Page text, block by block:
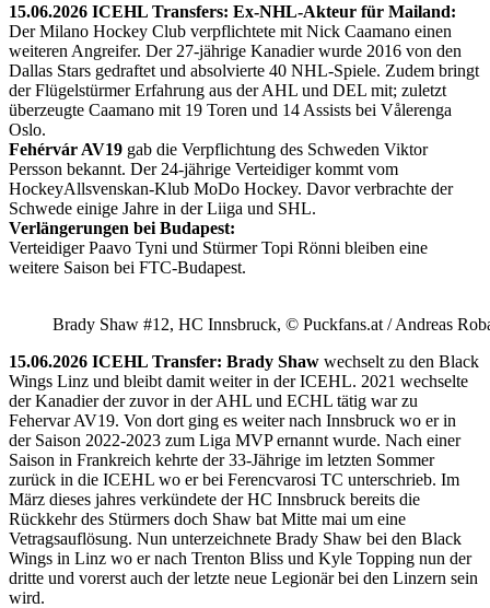
15.06.2026 ICEHL Transfers: Ex-NHL-Akteur für Mailand:
Der Milano Hockey Club verpflichtete mit Nick Caamano einen
weiteren Angreifer. Der 27-jährige Kanadier wurde 2016 von den
Dallas Stars gedraftet und absolvierte 40 NHL-Spiele. Zudem bringt
der Flügelstürmer Erfahrung aus der AHL und DEL mit; zuletzt
überzeugte Caamano mit 19 Toren und 14 Assists bei Vålerenga
Oslo.
Fehérvár AV19 gab die Verpflichtung des Schweden Viktor
Persson bekannt. Der 24-jährige Verteidiger kommt vom
HockeyAllsvenskan-Klub MoDo Hockey. Davor verbrachte der
Schwede einige Jahre in der Liiga und SHL.
Verlängerungen bei Budapest:
Verteidiger Paavo Tyni und Stürmer Topi Rönni bleiben eine
weitere Saison bei FTC-Budapest.
Brady Shaw #12, HC Innsbruck, © Puckfans.at / Andreas
15.06.2026 ICEHL Transfer: Brady Shaw wechselt zu den Black
Wings Linz und bleibt damit weiter in der ICEHL. 2021 wechselte
der Kanadier der zuvor in der AHL und ECHL tätig war zu
Fehervar AV19. Von dort ging es weiter nach Innsbruck wo er in
der Saison 2022-2023 zum Liga MVP ernannt wurde. Nach einer
Saison in Frankreich kehrte der 33-Jährige im letzten Sommer
zurück in die ICEHL wo er bei Ferencvarosi TC unterschrieb. Im
März dieses jahres verkündete der HC Innsbruck bereits die
Rückkehr des Stürmers doch Shaw bat Mitte mai um eine
Vetragsauflösung. Nun unterzeichnete Brady Shaw bei den Black
Wings in Linz wo er nach Trenton Bliss und Kyle Topping nun der
dritte und vorerst auch der letzte neue Legionär bei den Linzern sein
wird.